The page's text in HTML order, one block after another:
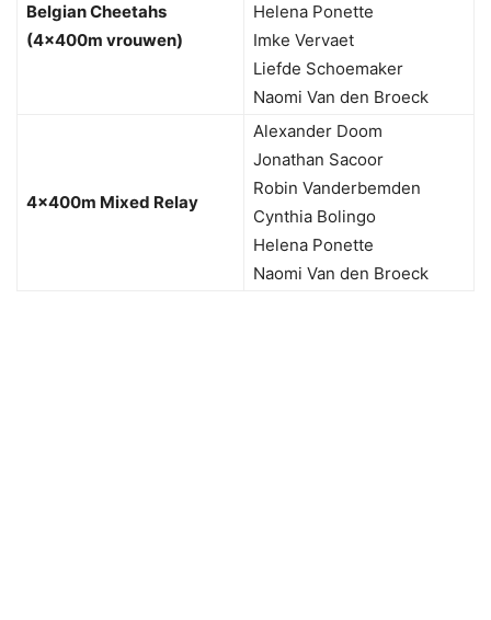
Belgian Cheetahs
(4x400m vrouwen)
Helena Ponette
Imke Vervaet
Liefde Schoemaker
Naomi Van den Broeck
4x400m Mixed Relay
Alexander Doom
Jonathan Sacoor
Robin Vanderbemden
Cynthia Bolingo
Helena Ponette
Naomi Van den Broeck